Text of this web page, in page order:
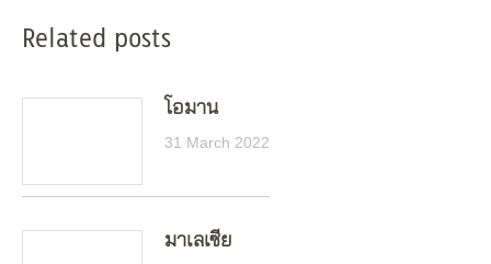
Related posts
โอมาน
31 March 2022
มาเลเซีย